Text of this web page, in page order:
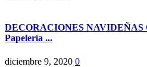
DECORACIONES NAVIDEÑAS
Papelería ...
diciembre 9, 2020 0